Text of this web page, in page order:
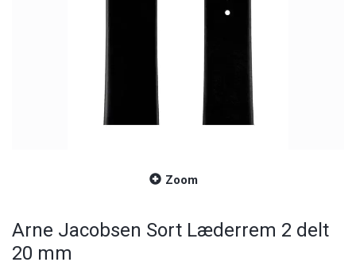
Zoom
Arne Jacobsen Sort Læderrem 2 delt
20 mm